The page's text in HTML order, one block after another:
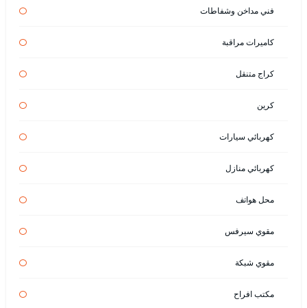
فني مداخن وشفاطات
كاميرات مراقبة
كراج متنقل
كرين
كهربائي سيارات
كهربائي منازل
محل هواتف
مقوي سيرفس
مقوي شبكة
مكتب افراح